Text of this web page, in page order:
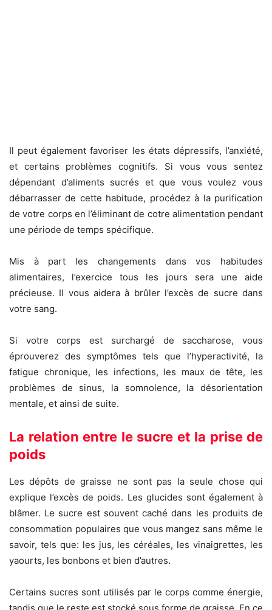
Il peut également favoriser les états dépressifs, l’anxiété,
et certains problèmes cognitifs. Si vous vous sentez
dépendant d’aliments sucrés et que vous voulez vous
débarrasser de cette habitude, procédez à la purification
de votre corps en l’éliminant de cotre alimentation pendant
une période de temps spécifique.
Mis à part les changements dans vos habitudes
alimentaires, l’exercice tous les jours sera une aide
précieuse. Il vous aidera à brûler l’excès de sucre dans
votre sang.
Si votre corps est surchargé de saccharose, vous
éprouverez des symptômes tels que l’hyperactivité, la
fatigue chronique, les infections, les maux de tête, les
problèmes de sinus, la somnolence, la désorientation
mentale, et ainsi de suite.
La relation entre le sucre et la prise de
poids
Les dépôts de graisse ne sont pas la seule chose qui
explique l’excès de poids. Les glucides sont également à
blâmer. Le sucre est souvent caché dans les produits de
consommation populaires que vous mangez sans même le
savoir, tels que: les jus, les céréales, les vinaigrettes, les
yaourts, les bonbons et bien d’autres.
Certains sucres sont utilisés par le corps comme énergie,